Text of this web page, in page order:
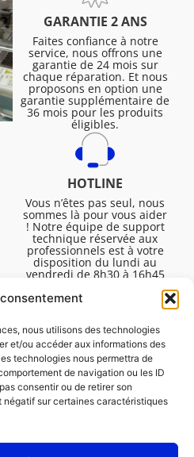
nous utilisons des technologies
et/ou accéder aux informations des
technologies nous permettra de
de navigation ou les ID
consentir ou de retirer son
sur certaines caractéristiques
GARANTIE 2 ANS
Faites confiance à notre
service, nous offrons une
garantie de 24 mois sur
chaque réparation. Et nous
proposons en option une
garantie supplémentaire de
36 mois pour les produits
éligibles.
HOTLINE
Vous n’êtes pas seul, nous
sommes là pour vous aider
! Notre équipe de support
technique réservée aux
professionnels est à votre
disposition du lundi au
vendredi de 8h30 à 16h45
pour vous aider à résoudre
toutes vos questions